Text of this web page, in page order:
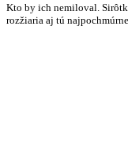
Kto by ich nemiloval.
rozžiaria aj tú